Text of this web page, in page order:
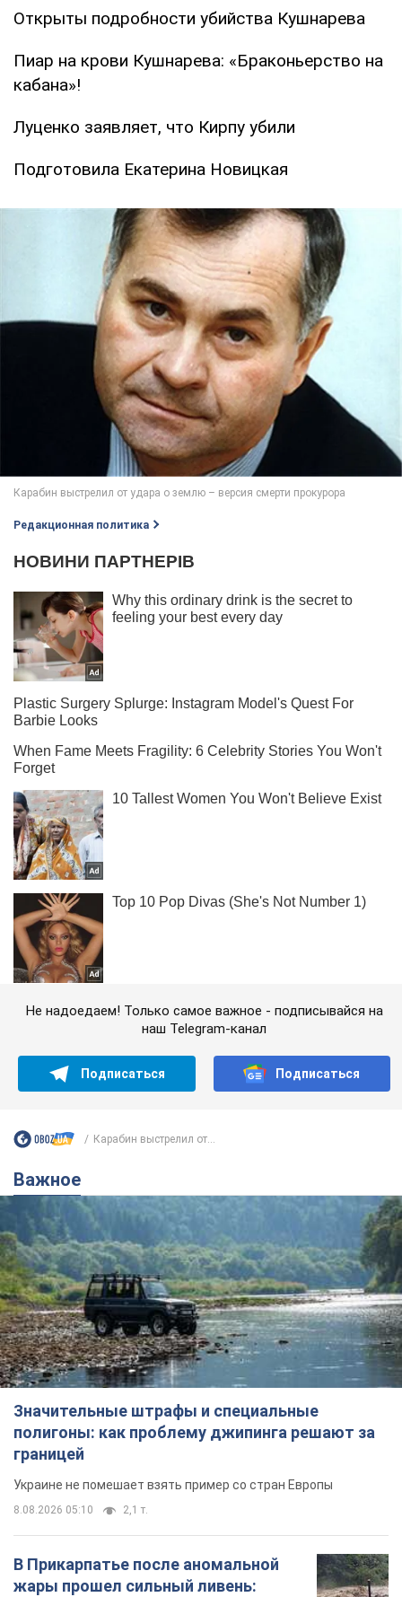
Открыты подробности убийства Кушнарева
Пиар на крови Кушнарева: «Браконьерство на
кабана»!
Луценко заявляет, что Кирпу убили
Подготовила Екатерина Новицкая
Редакционная политика
Не надоедаем! Только самое важное - подписывайся на
наш Telegram-канал
Подписаться Подписаться
Карабин выстрелил от...
Важное
Значительные штрафы и специальные
полигоны: как проблему джипинга решают за
границей
Украине не помешает взять пример со стран Европы
8.08.2026 05:10 2,1 т.
В Прикарпатье после аномальной
жары прошел сильный ливень: